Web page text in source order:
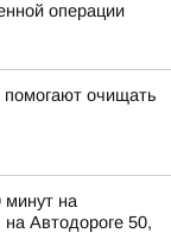
операции
очищать
минут на
Автодороге 50,